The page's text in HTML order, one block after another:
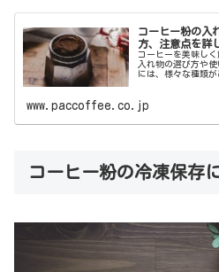
コーヒー粉の入
方、注意点を詳
コーヒーを美味し
入れ物の選び方や
には、様々な種類
www.paccoffee.co.jp
コーヒー粉の冷凍保存